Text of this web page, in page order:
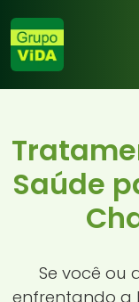
Saúde
Se você ou
enfrentando a